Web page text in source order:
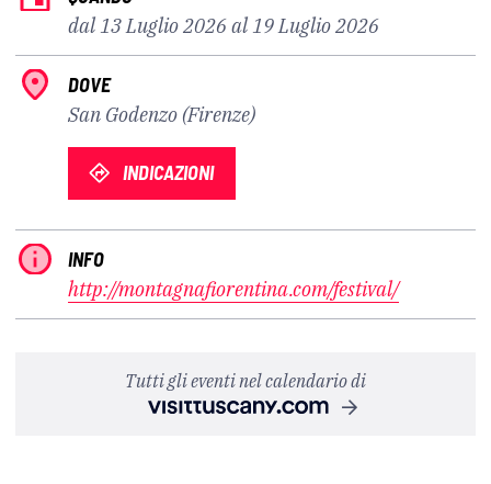
dal 13 Luglio 2026 al 19 Luglio 2026
DOVE
San Godenzo (Firenze)
INDICAZIONI
INFO
http://montagnafiorentina.com/festival/
Tutti gli eventi nel calendario di